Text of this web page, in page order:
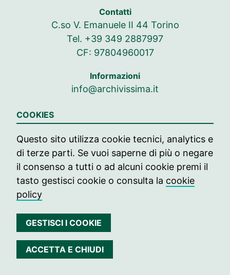
Contatti
C.so V. Emanuele II 44 Torino
Tel. +39 349 2887997
CF: 97804960017
Informazioni
info@archivissima.it
Seguici su Facebook
Seguici su
Seguici su
© 2021 archivissima
Press
Edizione passate
Privacy
Cookie
COOKIES
Questo sito utilizza cookie tecnici, analytics e
di terze parti. Se vuoi saperne di più o negare
il consenso a tutti o ad alcuni cookie premi il
tasto gestisci cookie o consulta la cookie
policy
GESTISCI I COOKIE
ACCETTA E CHIUDI